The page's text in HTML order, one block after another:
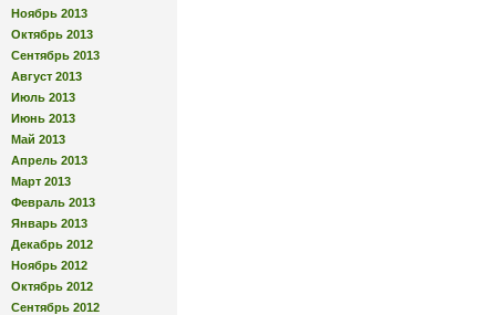
Ноябрь 2013
Октябрь 2013
Сентябрь 2013
Август 2013
Июль 2013
Июнь 2013
Май 2013
Апрель 2013
Март 2013
Февраль 2013
Январь 2013
Декабрь 2012
Ноябрь 2012
Октябрь 2012
Сентябрь 2012